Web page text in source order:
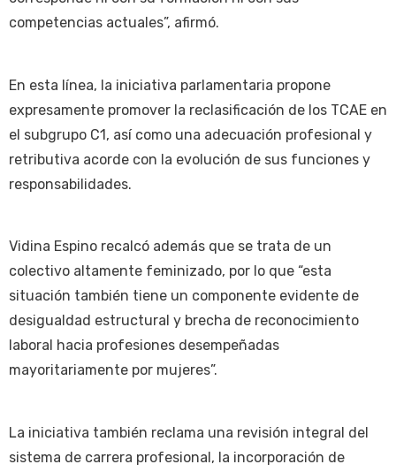
competencias actuales”, afirmó.
En esta línea, la iniciativa parlamentaria propone
expresamente promover la reclasificación de los TCAE en
el subgrupo C1, así como una adecuación profesional y
retributiva acorde con la evolución de sus funciones y
responsabilidades.
Vidina Espino recalcó además que se trata de un
colectivo altamente feminizado, por lo que “esta
situación también tiene un componente evidente de
desigualdad estructural y brecha de reconocimiento
laboral hacia profesiones desempeñadas
mayoritariamente por mujeres”.
La iniciativa también reclama una revisión integral del
sistema de carrera profesional, la incorporación de